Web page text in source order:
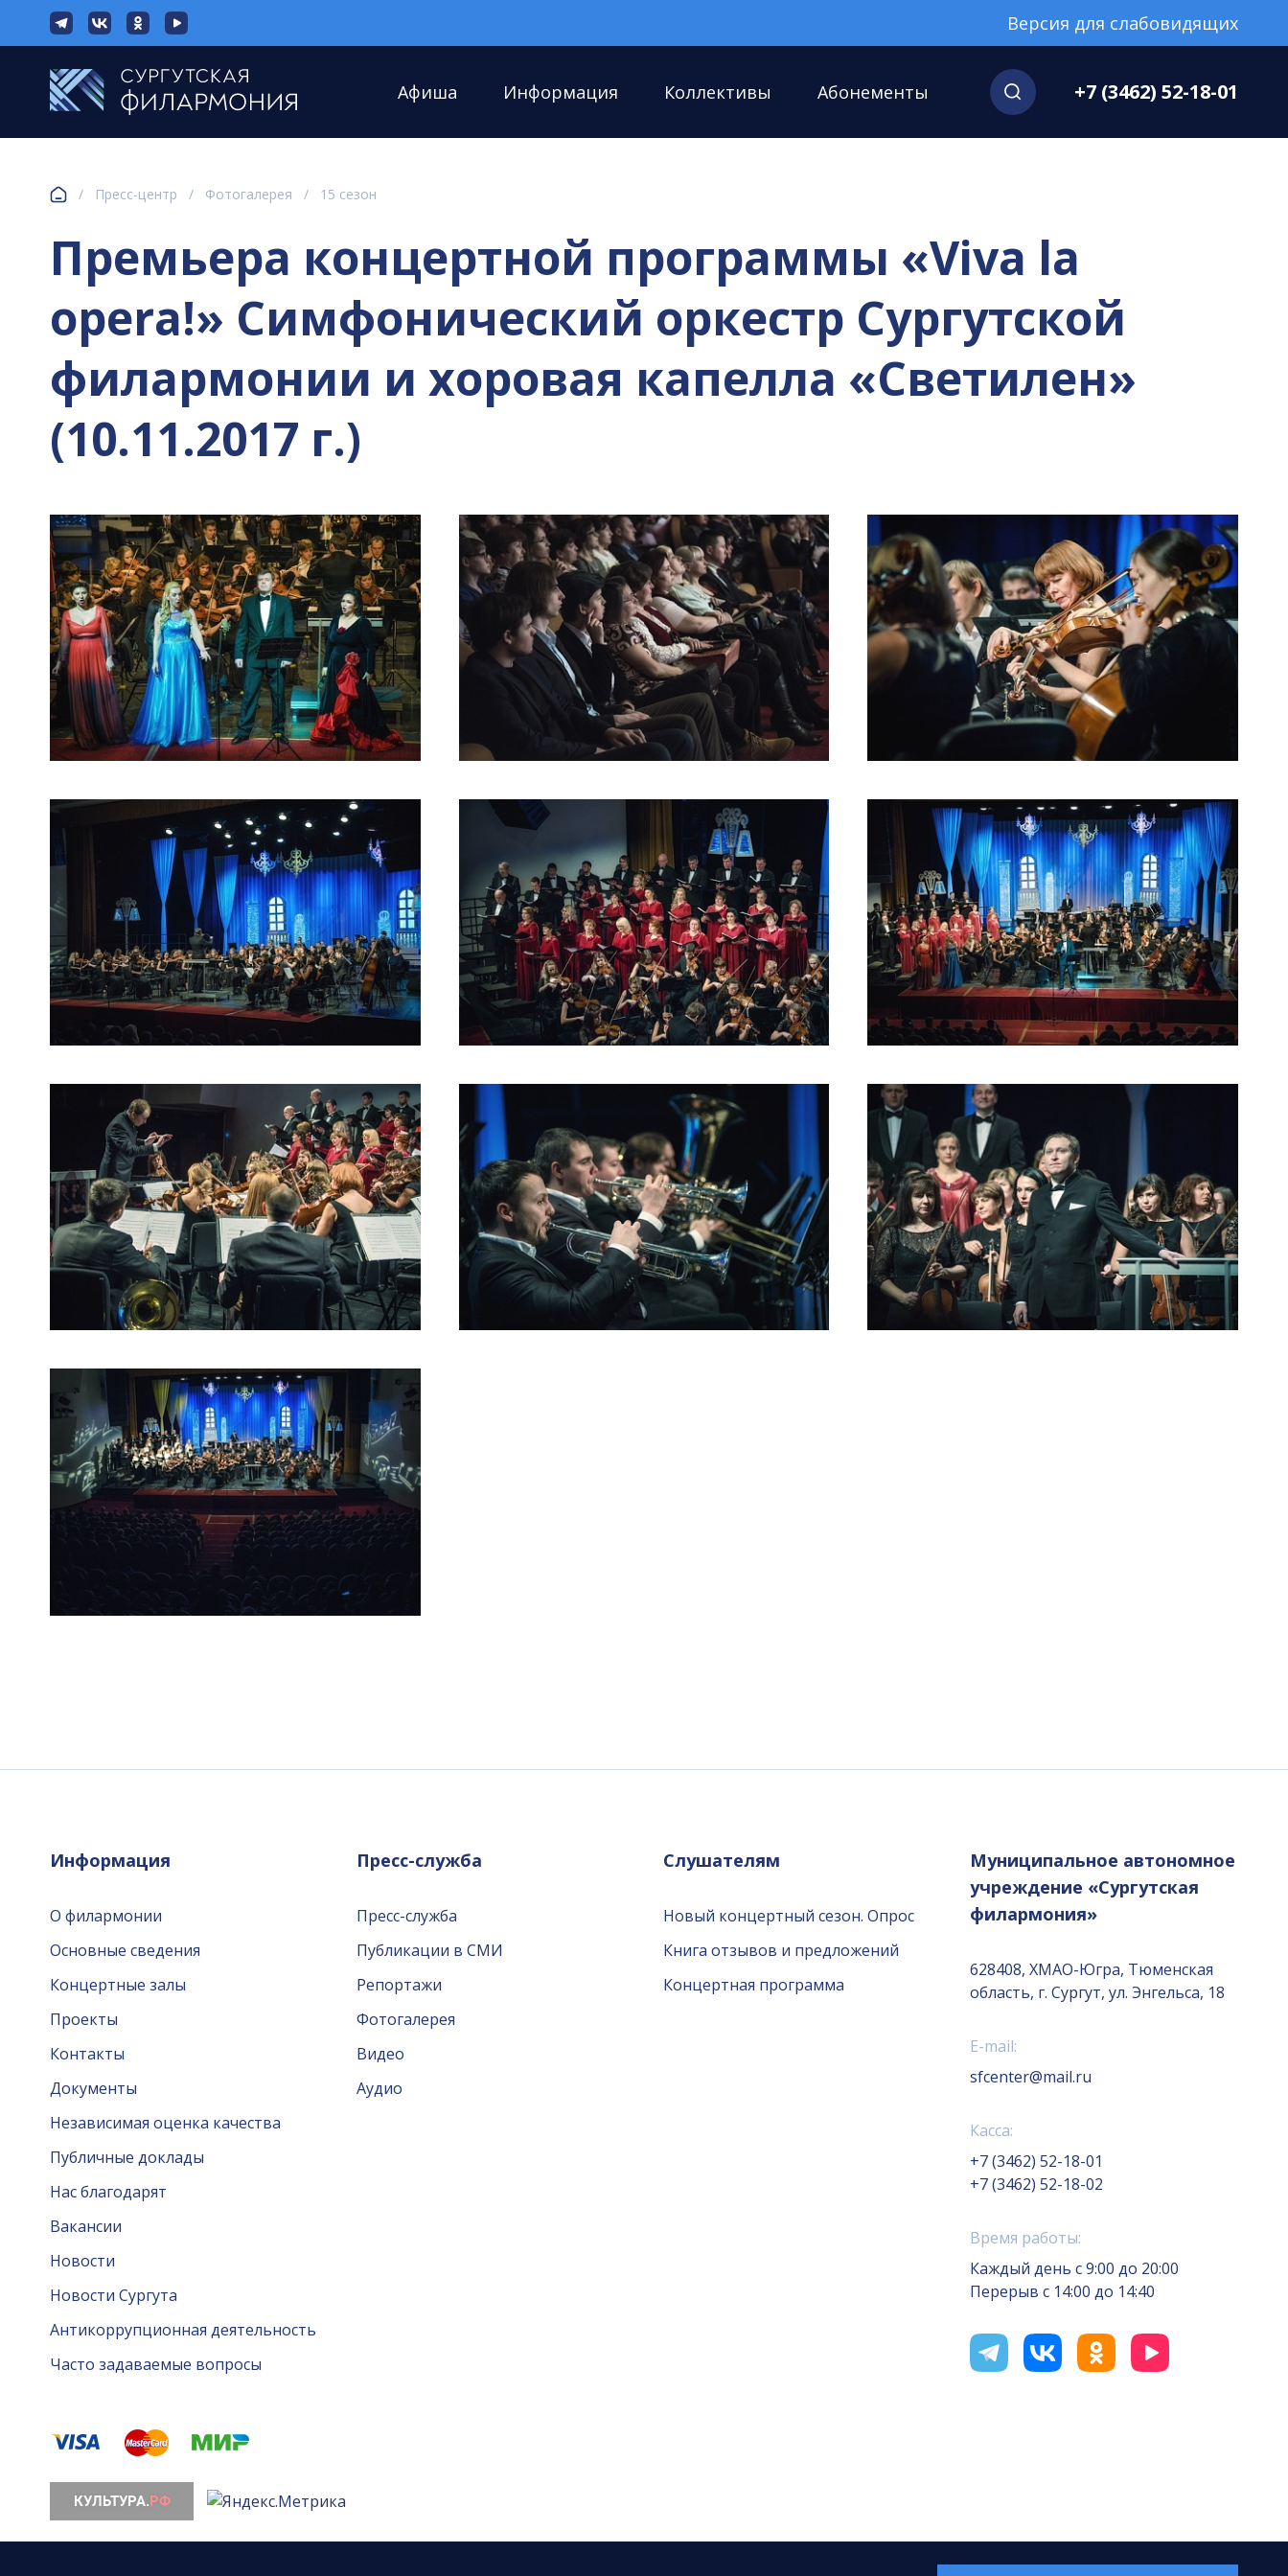
Версия для слабовидящих
Афиша Информация Коллективы Абонементы +7 (3462) 52-18-01
/ Пресс-центр / Фотогалерея / 15 сезон
Премьера концертной программы «Viva la
opera!» Симфонический оркестр Сургутской
филармонии и хоровая капелла «Светилен»
(10.11.2017 г.)
Информация
О филармонии
Основные сведения
Концертные залы
Проекты
Контакты
Документы
Независимая оценка качества
Публичные доклады
Нас благодарят
Вакансии
Новости
Новости Сургута
Антикоррупционная деятельность
Часто задаваемые вопросы
Пресс-служба
Пресс-служба
Публикации в СМИ
Репортажи
Фотогалерея
Видео
Аудио
Слушателям
Новый концертный сезон. Опрос
Книга отзывов и предложений
Концертная программа
Муниципальное автономное
учреждение «Сургутская
филармония»
628408, ХМАО-Югра, Тюменская
область, г. Сургут, ул. Энгельса, 18
E-mail:
sfcenter@mail.ru
Касса:
+7 (3462) 52-18-01
+7 (3462) 52-18-02
Время работы:
Каждый день с 9:00 до 20:00
Перерыв с 14:00 до 14:40